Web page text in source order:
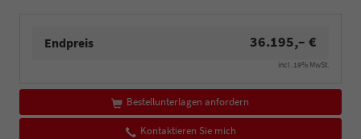
Endpreis 36.195,– €
incl. 19% MwSt.
Bestellunterlagen anfordern
Kontaktieren Sie mich